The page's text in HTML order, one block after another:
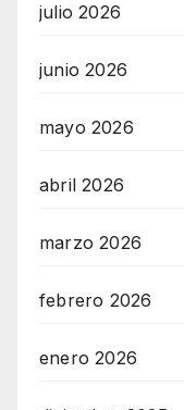
julio 2026
junio 2026
mayo 2026
abril 2026
marzo 2026
febrero 2026
enero 2026